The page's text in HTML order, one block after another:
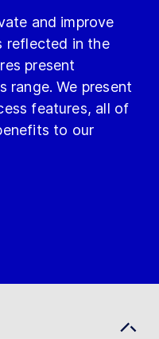
and improve
reflected in the
present
range. We present
features, all of
to our